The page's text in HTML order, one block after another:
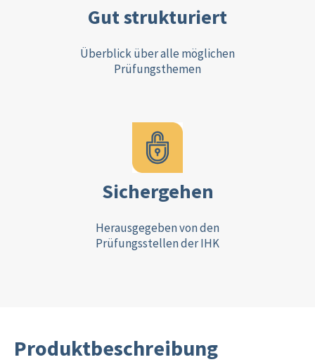
Gut strukturiert
Sichergehen
Überblick über alle möglichen
Prüfungsthemen
Herausgegeben von den
Prüfungsstellen der IHK
Produktbeschreibung